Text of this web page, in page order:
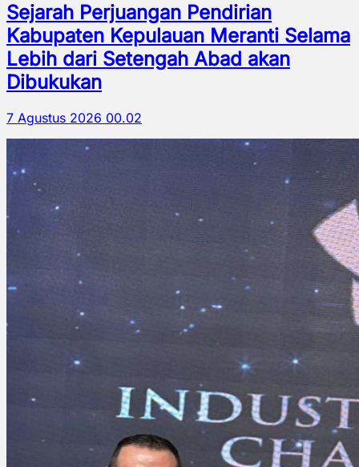
Sejarah Perjuangan Pendirian
Kabupaten Kepulauan Meranti Selama
Lebih dari Setengah Abad akan
Dibukukan
7 Agustus 2026 00.02